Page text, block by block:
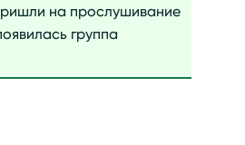
на прослушивание
группа